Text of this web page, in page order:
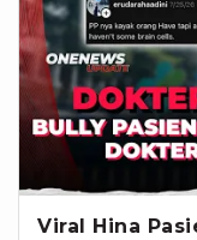
Viral Hina